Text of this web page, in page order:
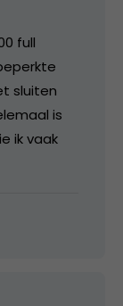
full
sluiten
is
ik vaak